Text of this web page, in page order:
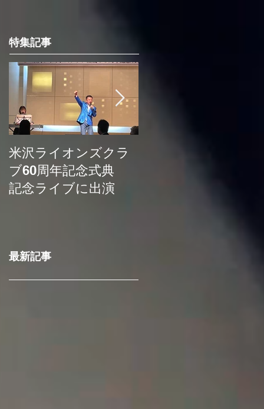
特集記事
米沢ライオンズクラ
ブ60周年記念式典
記念ライブに出演
最新記事